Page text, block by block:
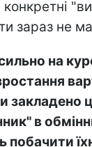
зараз не
на
закладено
в